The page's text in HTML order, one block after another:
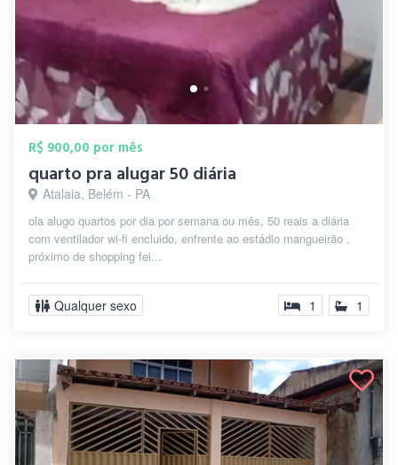
R$ 900,00 por mês
quarto pra alugar 50 diária
Atalaia, Belém - PA
ola alugo quartos por dia por semana ou mês, 50 reais a diária
com ventilador wi-fi encluido, enfrente ao estádio mangueirão .
próximo de shopping fei...
Qualquer sexo 1 1